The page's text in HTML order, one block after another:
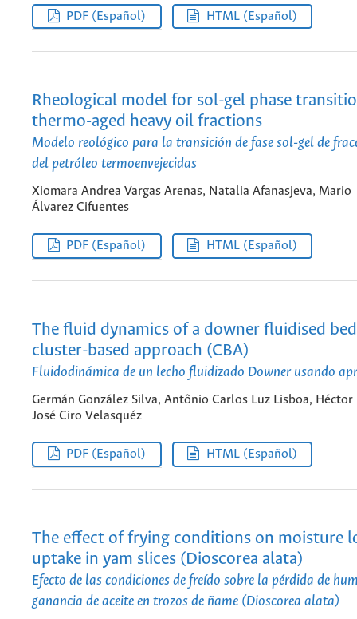
PDF (Español) HTML (Español)
Rheological model for sol-gel phase
thermo-aged heavy oil fractions
Modelo reológico para la transición de fase sol-gel de
del petróleo termoenvejecidas
Xiomara Andrea Vargas Arenas, Natalia Afanasjeva, Mario
Álvarez Cifuentes
PDF (Español) HTML (Español)
The fluid dynamics of a downer fluidised
cluster-based approach (CBA)
Fluidodinámica de un lecho fluidizado Downer usando
Germán González Silva, Antônio Carlos Luz Lisboa, Héctor
José Ciro Velasquéz
PDF (Español) HTML (Español)
The effect of frying conditions on moisture
uptake in yam slices (Dioscorea alata)
Efecto de las condiciones de freído sobre la pérdida de
ganancia de aceite en trozos de ñame (Dioscorea alata)